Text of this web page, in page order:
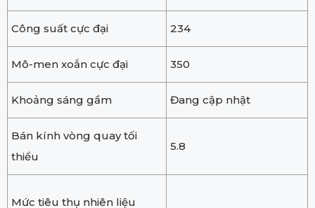
Công suất cực đại 234
Mô-men xoắn cực đại 350
Khoảng sáng gầm Đang cập nhật
Bán kính vòng quay tối
thiểu
5.8
Mức tiêu thụ nhiên liệu